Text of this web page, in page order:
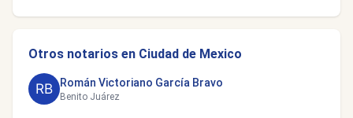
Otros notarios en Ciudad de Mexico
Román Victoriano García Bravo
Benito Juárez